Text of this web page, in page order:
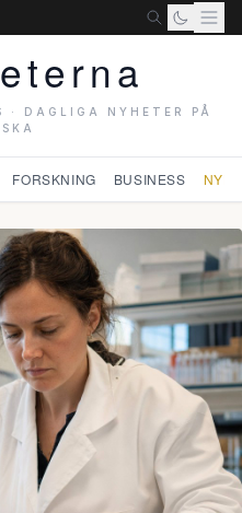
DAGLIGA NYHETER PÅ
FORSKNING BUSINESS